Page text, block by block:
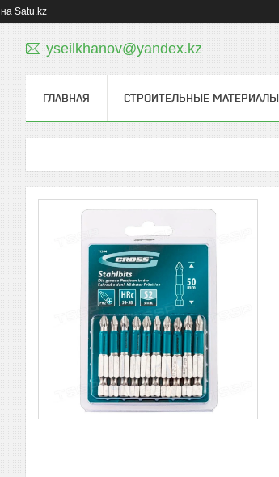
на Satu.kz
yseilkhanov@yandex.kz
ГЛАВНАЯ СТРОИТЕЛЬНЫЕ МАТЕРИАЛЫ